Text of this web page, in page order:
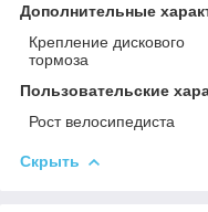
Дополнительные
Крепление дискового
тормоза
Пользовательские
Рост велосипедиста
Скрыть